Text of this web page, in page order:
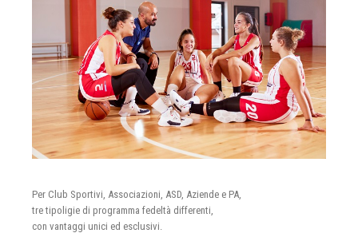
Per Club Sportivi, Associazioni, ASD, Aziende e PA,
tre tipoligie di programma fedeltà differenti,
con vantaggi unici ed esclusivi.